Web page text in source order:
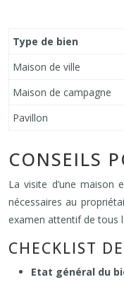
Type de bien
Maison de ville
Maison de campagne
Pavillon
CONSEILS
La visite d’une
nécessaires au
examen attentif de tous
CHECKLIST
Etat général du